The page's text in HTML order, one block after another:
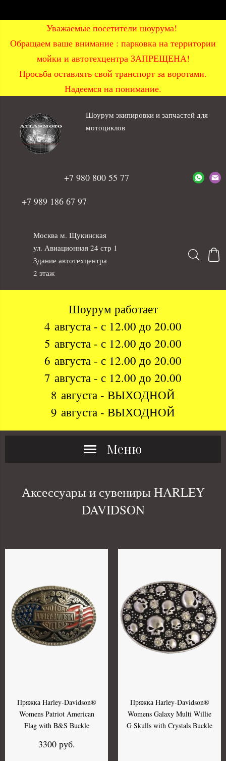
Уважаемые посетители шоурума!
Обращаем ваше внимание : парковка на территории
мойки и автотехцентра ЗАПРЕЩЕНА!
Просьба оставлять свой транспорт за воротами.
Надеемся на понимание.
Шоурум экипировки и запчастей для
мотоциклов
+7 980 800 55 77
+7 989 186 67 97
Москва м. Щукинская
ул. Авиационная 24 стр 1
Здание автотехцентра
2 этаж
Шоурум работает
4 августа - с 12.00 до 20.00
5 августа - с 12.00 до 20.00
6 августа - с 12.00 до 20.00
7 августа - с 12.00 до 20.00
8 августа - ВЫХОДНОЙ
9 августа - ВЫХОДНОЙ
Меню
Аксессуары и сувениры HARLEY
DAVIDSON
Пряжка Harley-Davidson®
Womens Patriot American
Flag with B&S Buckle
3300 руб.
Пряжка Harley-Davidson®
Womens Galaxy Multi Willie
G Skulls with Crystals Buckle